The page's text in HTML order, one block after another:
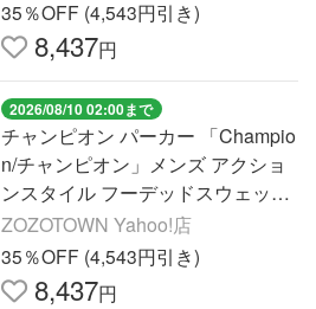
35％OFF (4,543円引き)
8,437円
2026/08/10 02:00まで
チャンピオン パーカー 「Champio
n/チャンピオン」メンズ アクショ
ンスタイル フーデッドスウェット
シャツ メンズ
ZOZOTOWN Yahoo!店
35％OFF (4,543円引き)
8,437円